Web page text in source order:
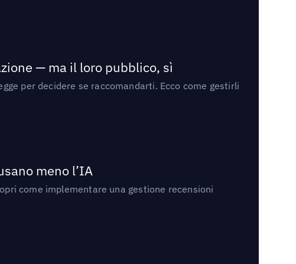
— ma il loro pubblico, sì
per decidere se raccomandarti. Ecco come gestirli
meno l’IA
come implementare una gestione recensioni